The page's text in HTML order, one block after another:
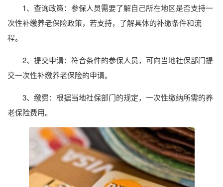
1、查询政策：参保人员需要了解自己所在地区是否支持一
次性补缴养老保险政策，若支持，了解具体的补缴条件和流
程。
2、提交申请：符合条件的参保人员，可向当地社保部门提
交一次性补缴养老保险的申请。
3、缴费：根据当地社保部门的规定，一次性缴纳所需的养
老保险费用。